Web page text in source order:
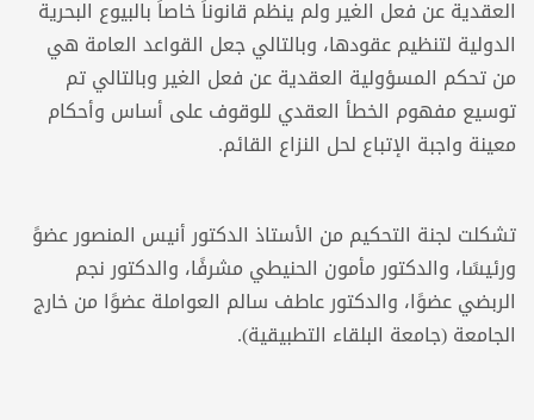
العقدية عن فعل الغير ولم ينظم قانوناً خاصاً بالبيوع البحرية
الدولية لتنظيم عقودها، وبالتالي جعل القواعد العامة هي
من تحكم المسؤولية العقدية عن فعل الغير وبالتالي تم
توسيع مفهوم الخطأ العقدي للوقوف على أساس وأحكام
معينة واجبة الإتباع لحل النزاع القائم.
تشكلت لجنة التحكيم من الأستاذ الدكتور أنيس المنصور عضوً
ورئيسًا، والدكتور مأمون الحنيطي مشرفًا، والدكتور نجم
الربضي عضوًا، والدكتور عاطف سالم العواملة عضوًا من خارج
الجامعة (جامعة البلقاء التطبيقية).